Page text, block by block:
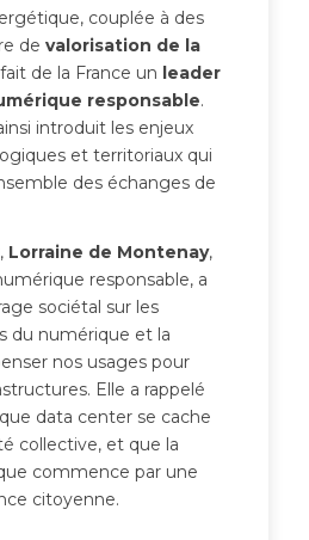
couplée à des
de valorisation de la
de la France un leader
responsable.
introduit les enjeux
et territoriaux qui
des échanges de
Lorraine de Montenay,
responsable, a
sociétal sur les
du numérique et la
nos usages pour
Elle a rappelé
data center se cache
collective, et que la
commence par une
citoyenne.